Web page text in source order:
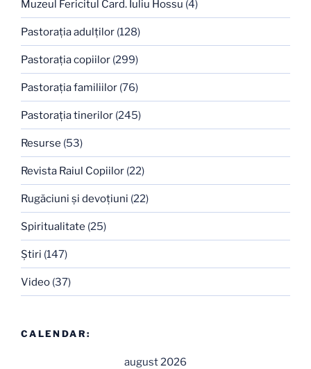
Muzeul Fericitul Card. Iuliu Hossu (4)
Pastoraţia adulţilor (128)
Pastoraţia copiilor (299)
Pastoraţia familiilor (76)
Pastoraţia tinerilor (245)
Resurse (53)
Revista Raiul Copiilor (22)
Rugăciuni şi devoţiuni (22)
Spiritualitate (25)
Ştiri (147)
Video (37)
CALENDAR:
august 2026